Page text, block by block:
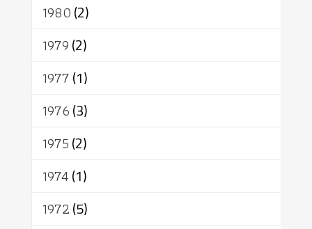
1980(2)
1979(2)
1977(1)
1976(3)
1975(2)
1974(1)
1972(5)